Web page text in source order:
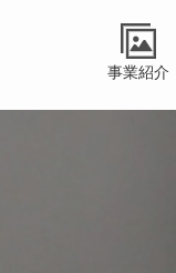
事業紹介